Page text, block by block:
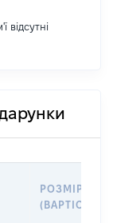
відсутні
РОЗМІР
(ВАРТІСТЬ)